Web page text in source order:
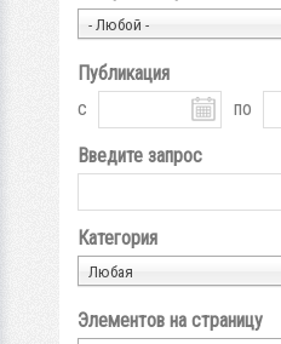
- Любой -
Публикация
с
по
Введите запрос
Категория
Любая
Элементов на страницу